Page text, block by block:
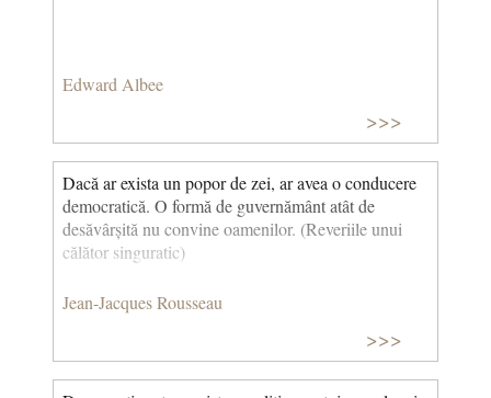
Edward Albee
>>>
Dacă ar exista un popor de zei, ar avea o conducere
democratică. O formă de guvernământ atât de
desăvârșită nu convine oamenilor. (Reveriile unui
călător singuratic)
Jean-Jacques Rousseau
>>>